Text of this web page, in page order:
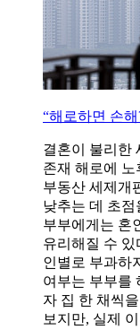
“해로하면 손해
결혼이 불리한
존재 해로에
부동산 세제개
낮추는 데 초점
부부에게는 혼
유리해질 수 있
인별로 부과하
여부는 부부를
자 집 한 채씩
보지만, 실제